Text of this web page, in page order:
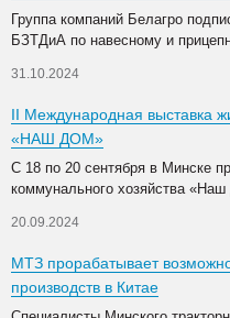
Группа компаний Белагро
БЗТДиА по навесному и
31.10.2024
II Международная выставка
«НАШ ДОМ»
С 18 по 20 сентября в Минске
коммунального хозяйства «Наш
20.09.2024
МТЗ прорабатывает
производств в Китае